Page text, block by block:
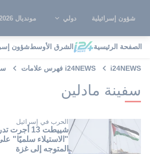
شؤون إسرائيلية دولي مونديال 2026
الصفحة الرئيسية الشرق الأوسطشؤون
i24NEWS i24NEWS فهرس علامات
سفينة مادلين
الحرب في إسرائيل
شييطت 13
"الاستيلاء سلميًا"
المتوجه إلى غزة